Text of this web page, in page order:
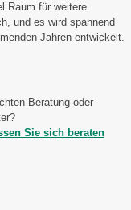
Raum für weitere
und es wird spannend
Jahren entwickelt.
Beratung oder
Sie sich beraten